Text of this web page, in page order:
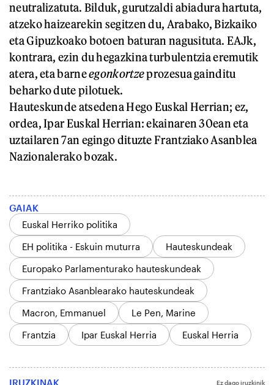
neutralizatuta. Bilduk, gurutzaldi abiadura hartuta,
atzeko haizearekin segitzen du, Arabako, Bizkaiko
eta Gipuzkoako botoen baturan nagusituta. EAJk,
kontrara, ezin du hegazkina turbulentzia eremutik
atera, eta barneegonkortzeprozesua gainditu
beharko dute pilotuek.
Hauteskunde atsedena Hego Euskal Herrian; ez,
ordea, Ipar Euskal Herrian: ekainaren 30ean eta
uztailaren 7an egingo dituzte Frantziako Asanblea
Nazionalerako bozak.
GAIAK
Euskal Herriko politika
EH politika - Eskuin muturra
Hauteskundeak
Europako Parlamenturako hauteskundeak
Frantziako Asanblearako hauteskundeak
Macron, Emmanuel
Le Pen, Marine
Frantzia
Ipar Euskal Herria Euskal Herria
IRUZKINAK Ez dago iruzkinik